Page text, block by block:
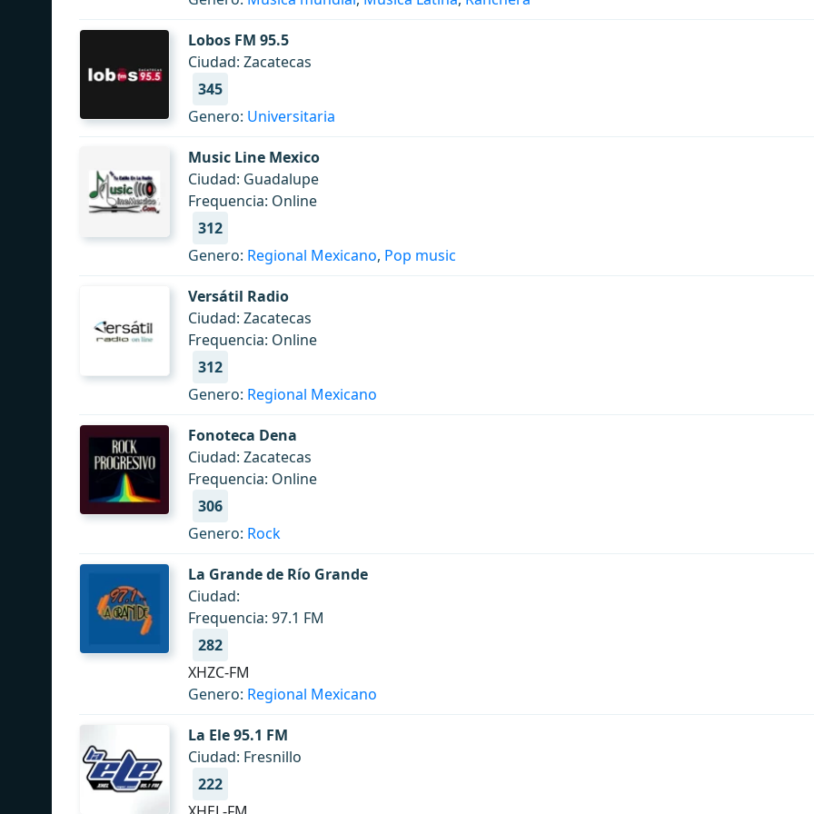
Lobos FM 95.5
Ciudad: Zacatecas
345
Genero: Universitaria
Music Line Mexico
Ciudad: Guadalupe
Frequencia: Online
312
Genero: Regional Mexicano, Pop music
Versátil Radio
Ciudad: Zacatecas
Frequencia: Online
312
Genero: Regional Mexicano
Fonoteca Dena
Ciudad: Zacatecas
Frequencia: Online
306
Genero: Rock
La Grande de Río Grande
Ciudad:
Frequencia: 97.1 FM
282
XHZC-FM
Genero: Regional Mexicano
La Ele 95.1 FM
Ciudad: Fresnillo
222